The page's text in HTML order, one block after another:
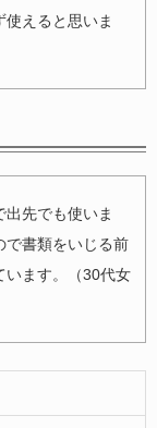
使えると思いま
先でも使いま
で書類をいじる前
います。（30代女